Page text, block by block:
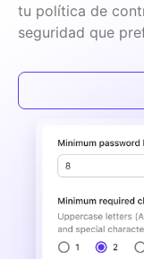
tu política de
seguridad que